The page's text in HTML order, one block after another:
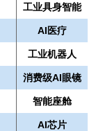
工业具身智能
AI医疗
工业机器人
消费级AI眼镜
智能座舱
AI芯片